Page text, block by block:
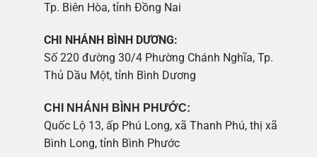
Tp. Biên Hòa, tỉnh Đồng Nai
CHI NHÁNH BÌNH DƯƠNG:
Số 220 đường 30/4 Phường Chánh Nghĩa, Tp.
Thủ Dầu Một, tỉnh Bình Dương
CHI NHÁNH BÌNH PHƯỚC:
Quốc Lộ 13, ấp Phú Long, xã Thanh Phú, thị xã
Bình Long, tỉnh Bình Phước